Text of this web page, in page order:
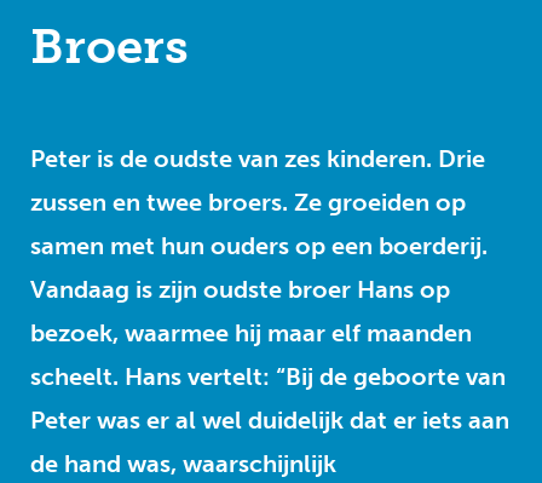
Broers
Peter is de oudste van zes kinderen. Drie
zussen en twee broers. Ze groeiden op
samen met hun ouders op een boerderij.
Vandaag is zijn oudste broer Hans op
bezoek, waarmee hij maar elf maanden
scheelt. Hans vertelt: “Bij de geboorte van
Peter was er al wel duidelijk dat er iets aan
de hand was, waarschijnlijk